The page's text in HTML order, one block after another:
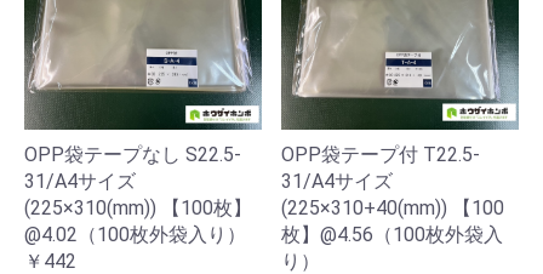
OPP袋テープなし S22.5-
31/A4サイズ
(225×310(mm)) 【100枚】
@4.02（100枚外袋入り）
￥442
OPP袋テープ付 T22.5-
31/A4サイズ
(225×310+40(mm)) 【100
枚】@4.56（100枚外袋入
り）